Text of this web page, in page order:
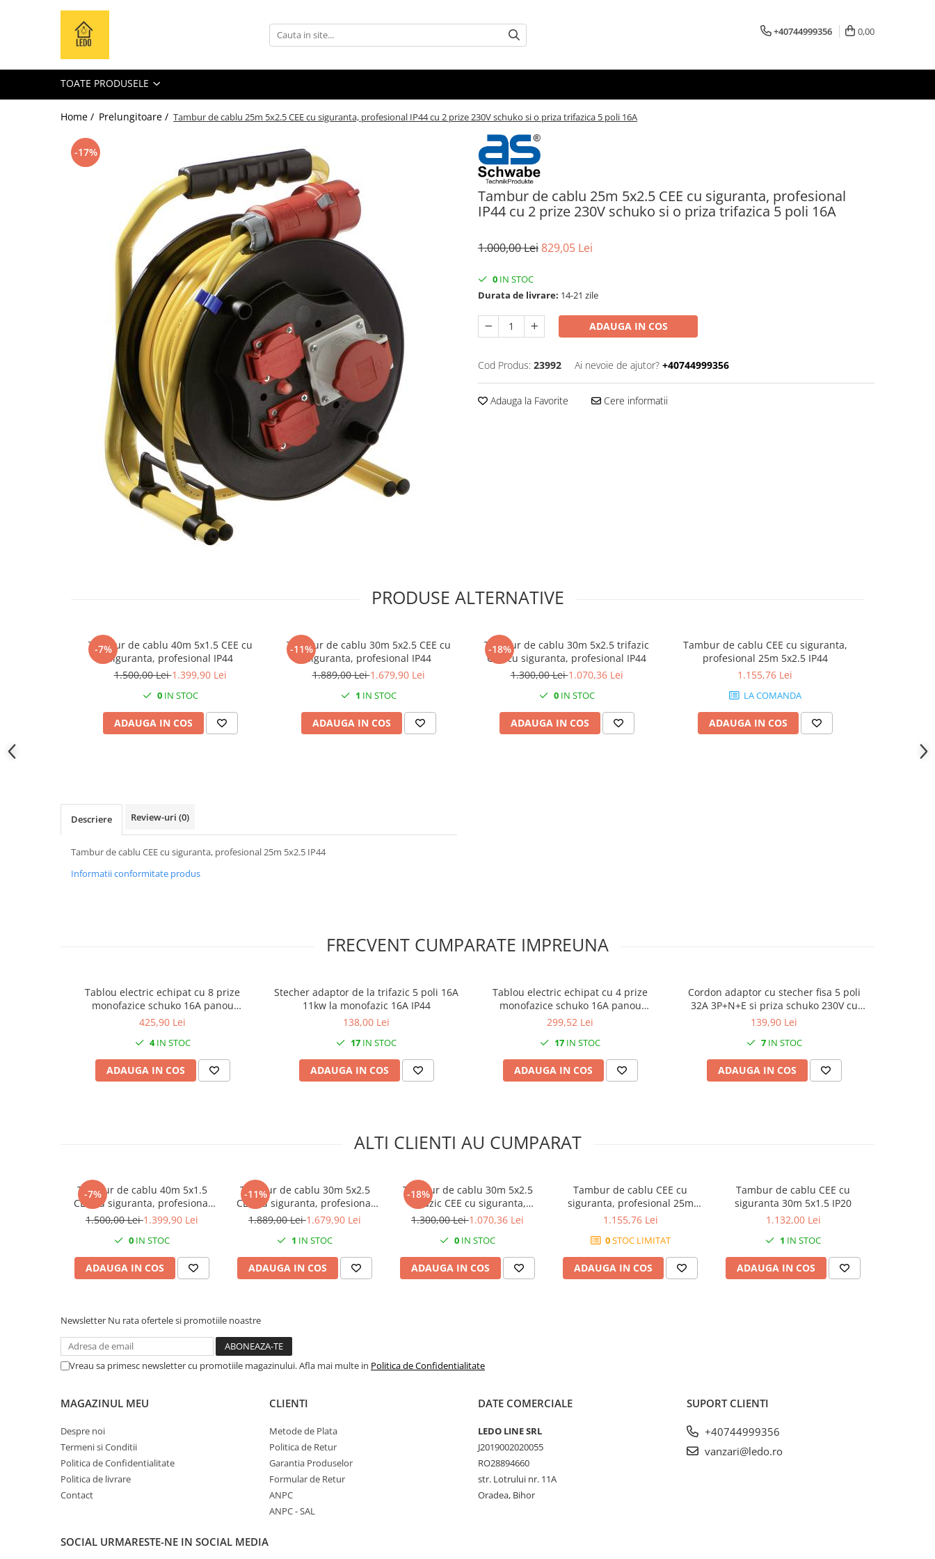
Toate Produsele
Tuburi LED
Tablouri electrice
Tablouri metalice
Tablouri organizare de santier
Accesorii tablouri electrice
Aparataj tablouri electrice
Intrerupatoare pentru tablouri
Prelungitoare pe tambur
Prelungitoare industriale
Distribuitoare de curent
Papuci si mufe
Doze din plastic
Doze aluminiu
Doze incastrate
Prize si fise trifazice
Prize si fise electrice
Intrerupatoarea industriale
+40744999356 0,00
TOATE PRODUSELE
Home / Prelungitoare / Tambur de cablu 25m 5x2.5 CEE cu siguranta, profesional IP44 cu 2 prize 230V schuko si o priza trifazica 5 poli 16A
Tambur de cablu 25m 5x2.5 CEE cu siguranta, profesional
IP44 cu 2 prize 230V schuko si o priza trifazica 5 poli 16A
-17%
1.000,00 Lei829,05 Lei
0 IN STOC
Durata de livrare: 14-21 zile
ADAUGA IN COS
Cod Produs: 23992 Ai nevoie de ajutor? +40744999356
Adauga la Favorite Cere informatii
PRODUSE ALTERNATIVE
-7%
Tambur de cablu 40m 5x1.5 CEE cu
siguranta, profesional IP44
1.500,00 Lei1.399,90 Lei
0IN STOC
ADAUGA IN COS
-11%
Tambur de cablu 30m 5x2.5 CEE cu
siguranta, profesional IP44
1.889,00 Lei1.679,90 Lei
1 IN STOC
ADAUGA IN COS
-18%
Tambur de cablu 30m 5x2.5 trifazic
CEE cu siguranta, profesional IP44
1.300,00 Lei1.070,36 Lei
0IN STOC
ADAUGA IN COS
Tambur de cablu CEE cu siguranta,
profesional 25m 5x2.5 IP44
1.155,76 Lei
LA COMANDA
ADAUGA IN COS
Descriere Review-uri (0)
Tambur de cablu CEE cu siguranta, profesional 25m 5x2.5 IP44
Informatii conformitate produs
FRECVENT CUMPARATE IMPREUNA
Tablou electric echipat cu 8 prize
monofazice schuko 16A panou
organizare de santier cu sigurante IP44
425,90 Lei
4IN STOC
ADAUGA IN COS
Stecher adaptor de la trifazic 5 poli 16A
11kw la monofazic 16A IP44
138,00 Lei
17 IN STOC
ADAUGA IN COS
Tablou electric echipat cu 4 prize
monofazice schuko 16A panou
organizare de santier cu sigurante IP54
299,52 Lei
17 IN STOC
ADAUGA IN COS
Cordon adaptor cu stecher fisa 5 poli
32A 3P+N+E si priza schuko 230V cu
capac cauciucata 16A IP44
139,90 Lei
7IN STOC
ADAUGA IN COS
ALTI CLIENTI AU CUMPARAT
-7%
Tambur de cablu 40m 5x1.5
CEE cu siguranta, profesional
IP44
1.500,00 Lei1.399,90 Lei
0 IN STOC
ADAUGA IN COS
-11%
Tambur de cablu 30m 5x2.5
CEE cu siguranta, profesional
IP44
1.889,00 Lei1.679,90 Lei
1 IN STOC
ADAUGA IN COS
-18%
Tambur de cablu 30m 5x2.5
trifazic CEE cu siguranta,
profesional IP44
1.300,00 Lei1.070,36 Lei
0 IN STOC
ADAUGA IN COS
Tambur de cablu CEE cu
siguranta, profesional 25m
5x2.5 IP44
1.155,76 Lei
0STOC LIMITAT
ADAUGA IN COS
Tambur de cablu CEE cu
siguranta 30m 5x1.5 IP20
1.132,00 Lei
1 IN STOC
ADAUGA IN COS
Newsletter Nu rata ofertele si promotiile noastre
Vreau sa primesc newsletter cu promotiile magazinului. Afla mai multe in Politica de Confidentialitate
MAGAZINUL MEU
Despre noi
Termeni si Conditii
Politica de Confidentialitate
Politica de livrare
Contact
CLIENTI
Metode de Plata
Politica de Retur
Garantia Produselor
Formular de Retur
ANPC
ANPC - SAL
DATE COMERCIALE
LEDO LINE SRL
J2019002020055
RO28894660
str. Lotrului nr. 11A
Oradea, Bihor
SUPORT CLIENTI
+40744999356
vanzari@ledo.ro
SOCIAL URMARESTE-NE IN SOCIAL MEDIA